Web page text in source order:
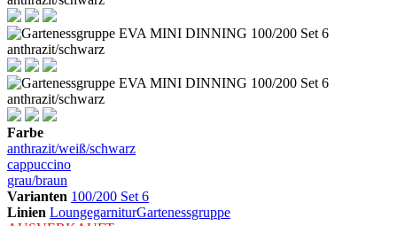
Farbe
anthrazit/weiß/schwarz
cappuccino
grau/braun
Varianten 100/200 Set 6
Linien LoungegarniturGartenessgruppe